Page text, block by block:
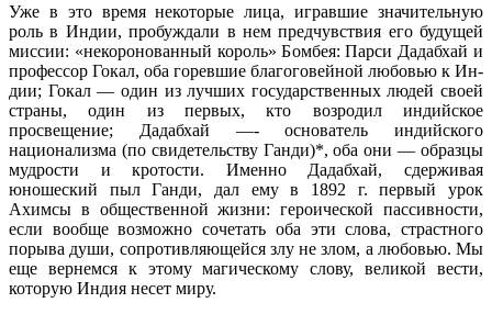
Уже в это время некоторые лица, игравшие значительную
роль в Индии, пробуждали в нем предчувствия его будущей
миссии: «некоронованный король» Бомбея: Парси Дадабхай и
профессор Гокал, оба горевшие благоговейной любовью к Ин­
дии; Гокал — один из лучших государственных людей своей
страны, один из первых, кто возродил индийское
просвещение; Дадабхай —- основатель индийского
национализма (по свиде­тельству Ганди)*, оба они — образцы
мудрости и кротости. Именно Дадабхай, сдерживая
юношеский пыл Ганди, дал ему в 1892 г. первый урок
Ахимсы в общественной жизни: героиче­ской пассивности,
если вообще возможно сочетать оба эти слова, страстного
порыва души, сопротивляющейся злу не злом, а лю­бовью. Мы
еще вернемся к этому магическому слову, великой вести,
которую Индия несет миру.